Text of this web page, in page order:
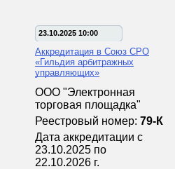
23.10.2025 10:00
Аккредитация в Союз СРО
«Гильдия арбитражных
управляющих»
ООО "Электронная
торговая площадка"
Реестровый номер: 79-К
Дата аккредитации с
23.10.2025 по
22.10.2026 г.